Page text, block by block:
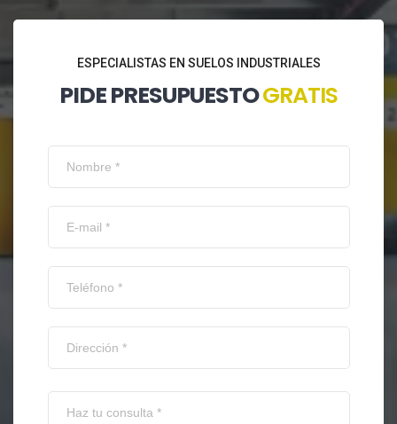
ESPECIALISTAS EN SUELOS INDUSTRIALES
PIDE PRESUPUESTOGRATIS